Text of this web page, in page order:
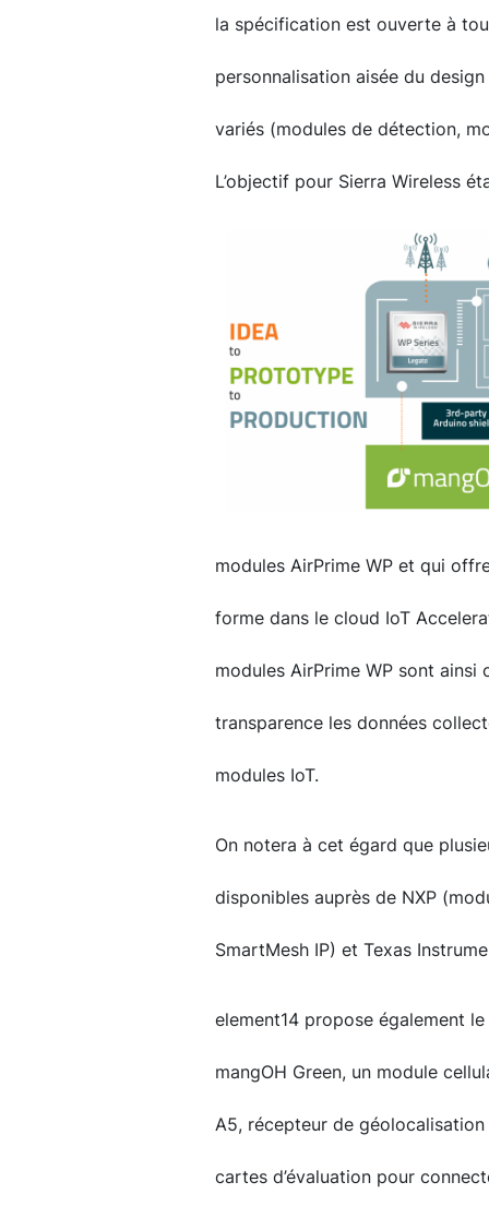
la spécification est ouverte à
personnalisation aisée du
variés (modules de détection,
L’objectif pour Sierra Wireless
modules AirPrime WP et qui
forme dans le cloud IoT
modules AirPrime WP sont
transparence les données
modules IoT.
On notera à cet égard que
disponibles auprès de NXP
SmartMesh IP) et Texas
element14 propose également
mangOH Green, un module
A5, récepteur de
cartes d’évaluation pour